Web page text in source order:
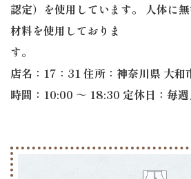
認定）を使用しています。 人体に
材料を使用しておりま
店名：17：31 住所：神奈川県 大
時間：10:00 ～ 18:30 定休日：毎週